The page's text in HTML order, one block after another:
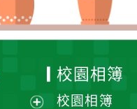
校園相簿
校園相簿